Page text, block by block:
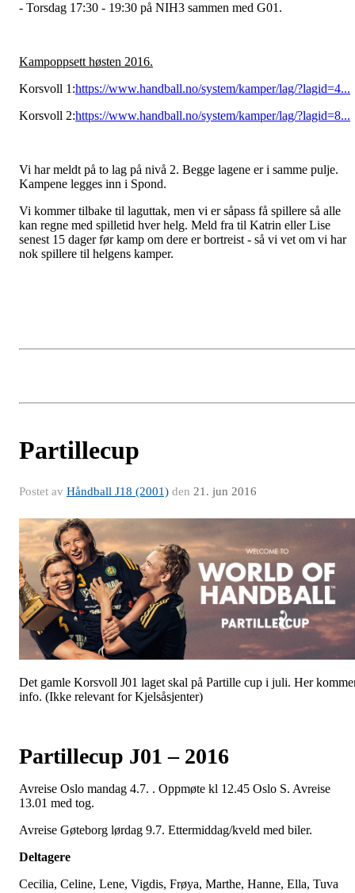
- Torsdag 17:30 - 19:30 på NIH3 sammen med G01.
Kampoppsett høsten 2016.
Korsvoll 1:https://www.handball.no/system/kamper/lag/?lagid=4...
Korsvoll 2:https://www.handball.no/system/kamper/lag/?lagid=8...
Vi har meldt på to lag på nivå 2. Begge lagene er i samme pulje.
Kampene legges inn i Spond.
Vi kommer tilbake til laguttak, men vi er såpass få spillere så alle
kan regne med spilletid hver helg. Meld fra til Katrin eller Lise
senest 15 dager før kamp om dere er bortreist - så vi vet om vi har
nok spillere til helgens kamper.
Partillecup
Postet av Håndball J18 (2001) den 21. jun 2016
Det gamle Korsvoll J01 laget skal på Partille cup i juli. Her
info. (Ikke relevant for Kjelsåsjenter)
Partillecup J01 – 2016
Avreise Oslo mandag 4.7. . Oppmøte kl 12.45 Oslo S. Avreise
13.01 med tog.
Avreise Gøteborg lørdag 9.7. Ettermiddag/kveld med biler.
Deltagere
Cecilia, Celine, Lene, Vigdis, Frøya, Marthe, Hanne, Ella, Tuva